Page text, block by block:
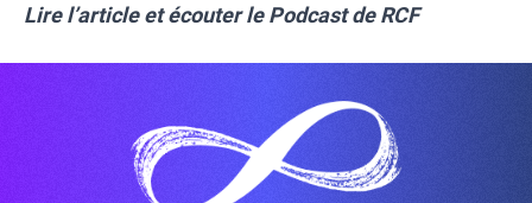
Lire l’article et écouter le Podcast de RCF